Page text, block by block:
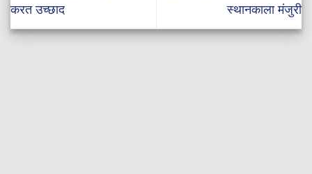
करत उच्छाद
स्थानकाला मंजुरी